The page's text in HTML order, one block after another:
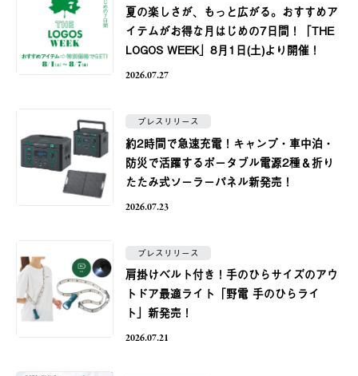
夏の楽しさが、もっと広がる。おすすめア
イテムがお得な月はじめの7日間！「THE
LOGOS WEEK」8月1日(土)より開催！
2026.07.27
プレスリリース
約2時間で急速充電！キャンプ・車中泊・
防災で活躍するポータブル電源2種＆折り
たたみ式ソーラーパネル新発売！
2026.07.23
プレスリリース
肩掛けベルト付き！手のひらサイズのアウ
トドア最適ライト「野電 手のひらライ
ト」新発売！
2026.07.21